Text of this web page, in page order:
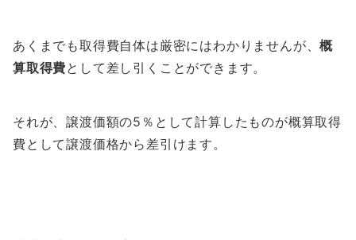
あくまでも取得費自体は厳密にはわかりませんが、概
算取得費として差し引くことができます。
それが、譲渡価額の5％として計算したものが概算取得
費として譲渡価格から差引けます。